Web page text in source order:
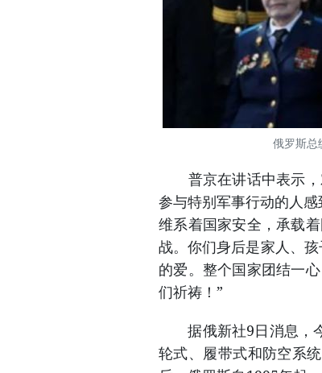
俄罗斯总
普京在讲话中表示，
参与特别军事行动的人
维系着国家安全，承载
战。你们身后是家人、
的爱。整个国家团结一
们祈祷！”
据俄新社9日消息，今
轮式、履带式和防空系